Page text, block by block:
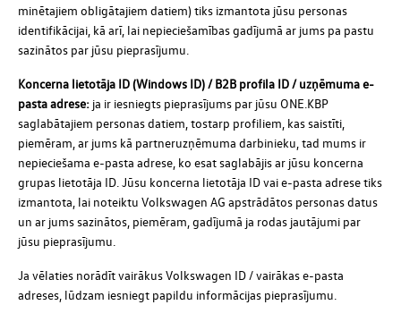
minētajiem obligātajiem datiem) tiks izmantota jūsu personas
identifikācijai, kā arī, lai nepieciešamības gadījumā ar jums pa pastu
sazinātos par jūsu pieprasījumu.
Koncerna lietotāja ID (Windows ID) / B2B profila ID / uzņēmuma e-
pasta adrese: ja ir iesniegts pieprasījums par jūsu ONE.KBP
saglabātajiem personas datiem, tostarp profiliem, kas saistīti,
piemēram, ar jums kā partneruzņēmuma darbinieku, tad mums ir
nepieciešama e-pasta adrese, ko esat saglabājis ar jūsu koncerna
grupas lietotāja ID. Jūsu koncerna lietotāja ID vai e-pasta adrese tiks
izmantota, lai noteiktu Volkswagen AG apstrādātos personas datus
un ar jums sazinātos, piemēram, gadījumā ja rodas jautājumi par
jūsu pieprasījumu.
Ja vēlaties norādīt vairākus Volkswagen ID / vairākas e-pasta
adreses, lūdzam iesniegt papildu informācijas pieprasījumu.